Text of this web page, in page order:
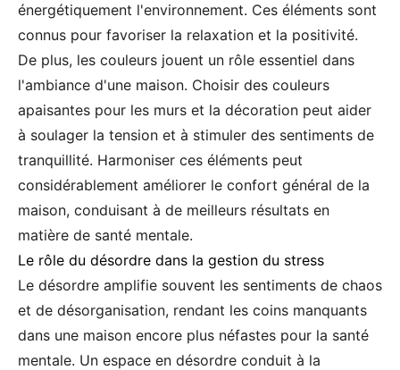
énergétiquement l'environnement. Ces éléments sont
connus pour favoriser la relaxation et la positivité.
De plus, les couleurs jouent un rôle essentiel dans
l'ambiance d'une maison. Choisir des couleurs
apaisantes pour les murs et la décoration peut aider
à soulager la tension et à stimuler des sentiments de
tranquillité. Harmoniser ces éléments peut
considérablement améliorer le confort général de la
maison, conduisant à de meilleurs résultats en
matière de santé mentale.
Le rôle du désordre dans la gestion du stress
Le désordre amplifie souvent les sentiments de chaos
et de désorganisation, rendant les coins manquants
dans une maison encore plus néfastes pour la santé
mentale. Un espace en désordre conduit à la